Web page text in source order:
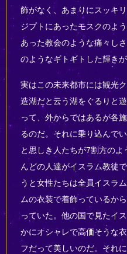
飾がなく、あまりにスッキ
ジプトにあったモスクのよ
あった教会のような痛々し
のようなギトギトした輝き
実はこの未来都市には観光
造湖だと云う湖をぐるりと
って、外からではあるが各
るのだ。それに乗り込んで
と思しき人たちが7割方の
んどの人達がイスラム教徒
うと女性たちは全員イスラ
ムの衣装で着飾っているか
っていた。他の国で見たイ
かにオシャレで高価そうな
フだって美しいのだ。それ